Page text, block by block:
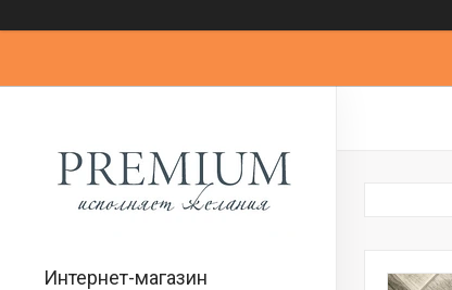
Интернет-магазин